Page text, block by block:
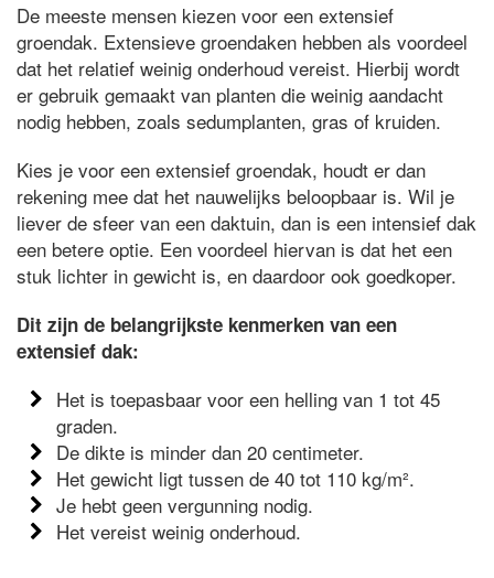
De meeste mensen kiezen voor een extensief
groendak. Extensieve groendaken hebben als voordeel
dat het relatief weinig onderhoud vereist. Hierbij wordt
er gebruik gemaakt van planten die weinig aandacht
nodig hebben, zoals sedumplanten, gras of kruiden.
Kies je voor een extensief groendak, houdt er dan
rekening mee dat het nauwelijks beloopbaar is. Wil je
liever de sfeer van een daktuin, dan is een intensief dak
een betere optie. Een voordeel hiervan is dat het een
stuk lichter in gewicht is, en daardoor ook goedkoper.
Dit zijn de belangrijkste kenmerken van een
extensief dak:
Het is toepasbaar voor een helling van 1 tot 45
graden.
De dikte is minder dan 20 centimeter.
Het gewicht ligt tussen de 40 tot 110 kg/m².
Je hebt geen vergunning nodig.
Het vereist weinig onderhoud.